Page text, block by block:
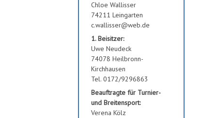
Chloe Wallisser
74211 Leingarten
c.wallisser@web.de
1. Beisitzer:
Uwe Neudeck
74078 Heilbronn-
Kirchhausen
Tel. 0172/9296863
Beauftragte für Turnier-
und Breitensport:
Verena Kölz